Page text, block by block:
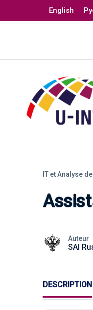
English
IT et Analyse
Auteur
SAI
DESCRIPTION